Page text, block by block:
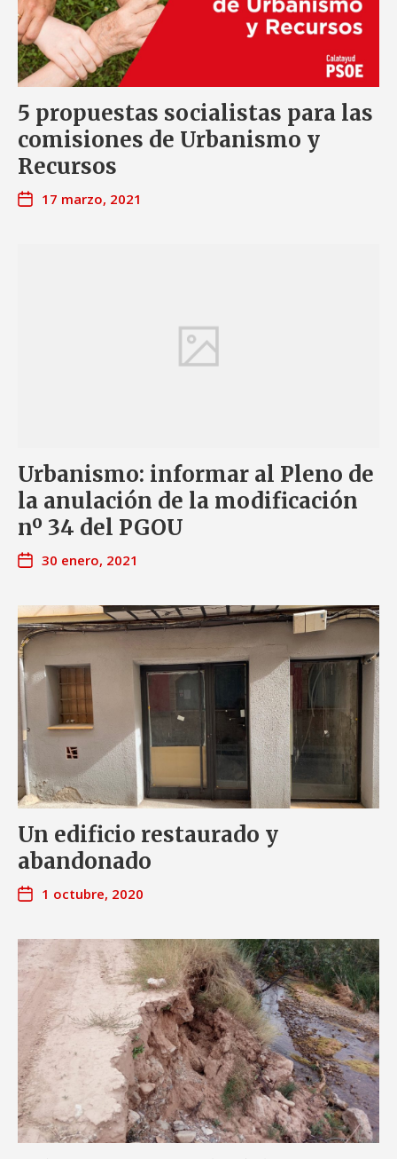
5 propuestas socialistas para las
comisiones de Urbanismo y
Recursos
17 marzo, 2021
Urbanismo: informar al Pleno de
la anulación de la modificación
nº 34 del PGOU
30 enero, 2021
Un edificio restaurado y
abandonado
1 octubre, 2020